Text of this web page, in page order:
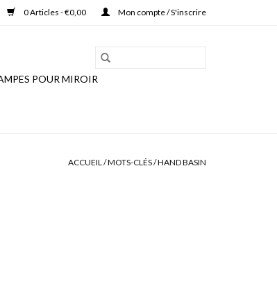
0 Articles - €0,00 Mon compte / S'inscrire
POUR MIROIR
ACCUEIL/MOTS-CLÉS/HAND BASIN